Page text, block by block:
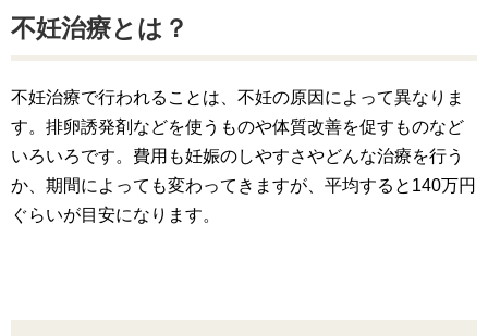
不妊治療とは？
不妊治療で行われることは、不妊の原因によって異なりま
す。排卵誘発剤などを使うものや体質改善を促すものなど
いろいろです。費用も妊娠のしやすさやどんな治療を行う
か、期間によっても変わってきますが、平均すると140万円
ぐらいが目安になります。